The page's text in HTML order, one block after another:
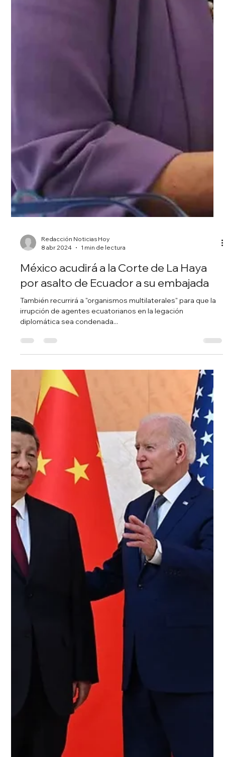
Redacción Noticias Hoy
8 abr 2024
1 min de lectura
México acudirá a la Corte de La Haya
por asalto de Ecuador a su embajada
irrupción de agentes ecuatorianos en la legación
diplomática sea condenada...